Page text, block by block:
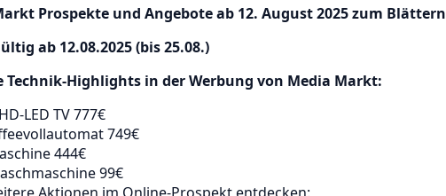
Prospekte und Angebote ab 12. August 2025 zum Blättern
ab 12.08.2025 (bis 25.08.)
Technik-Highlights in der Werbung von Media Markt:
LED TV 777€
749€
444€
99€